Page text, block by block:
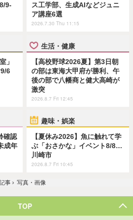
9-
ス工学部、生成AIなどジュニ
ア講座6選
2026.7.30 Thu 11:15
」
6
生活・健康
【高校野球2026夏】第3日朝
の部は東海大甲府が勝利、午
後の部で八幡商と健大高崎が
激突
2026.8.7 Fri 12:45
確認
成年
趣味・娯楽
【夏休み2026】魚に触れて学
ぶ「おさかな」イベント8/8…
川崎市
2026.8.7 Fri 10:45
事 › 写真・画像
TOP